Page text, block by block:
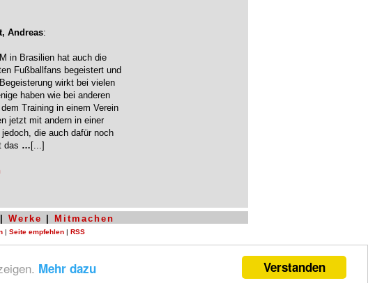
Verstanden
Mehr dazu
Andreas:
in Brasilien hat auch die
Fußballfans begeistert und
wirkt bei vielen
haben wie bei anderen
Training in einem Verein
jetzt mit andern in einer
die auch dafür noch
das … [...]
Werke Mitmachen
| Seite empfehlen | RSS